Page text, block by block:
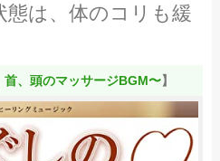
は、体のコリも緩
首、頭のマッサージBGM〜】